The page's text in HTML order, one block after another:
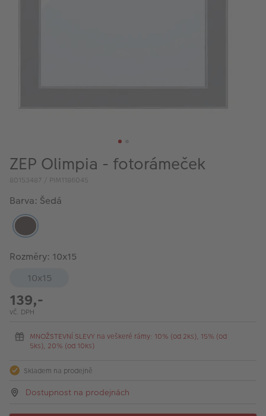
ZEP Olimpia - fotorámeček
80153487 / PIM1186045
Barva: Šedá
Rozměry: 10x15
10x15
139,-
vč. DPH
MNOŽSTEVNÍ SLEVY na veškeré rámy: 10% (od 2ks), 15% (od
5ks), 20% (od 10ks)
Skladem na prodejně
Dostupnost na prodejnách